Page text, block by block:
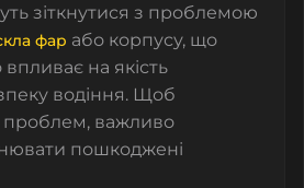
зіткнутися з проблемою
фар або корпусу, що
на якість
водіння. Щоб
проблем, важливо
пошкоджені